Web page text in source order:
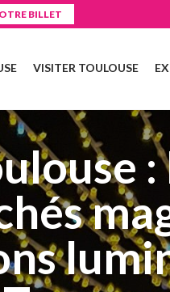
BILLET
VISITER TOULOUSE